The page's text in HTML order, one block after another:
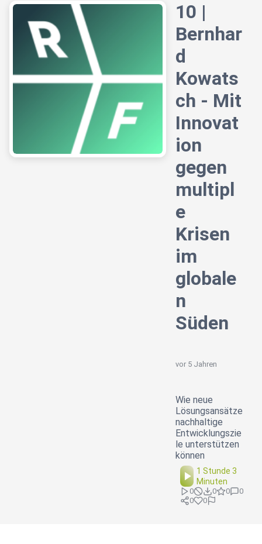
10 |
Bernhar
d
Kowats
ch - Mit
Innovat
ion
gegen
multipl
e
Krisen
im
globale
n
Süden
vor 5 Jahren
Wie neue
Lösungsansätze
nachhaltige
Entwicklungszie
le unterstützen
können
1 Stunde 3
Minuten
0 0 0
0
0
0